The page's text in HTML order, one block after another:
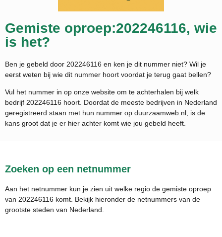
Gemiste oproep:202246116, wie
is het?
Ben je gebeld door 202246116 en ken je dit nummer niet? Wil je
eerst weten bij wie dit nummer hoort voordat je terug gaat bellen?
Vul het nummer in op onze website om te achterhalen bij welk
bedrijf 202246116 hoort. Doordat de meeste bedrijven in Nederland
geregistreerd staan met hun nummer op duurzaamweb.nl, is de
kans groot dat je er hier achter komt wie jou gebeld heeft.
Zoeken op een netnummer
Aan het netnummer kun je zien uit welke regio de gemiste oproep
van 202246116 komt. Bekijk hieronder de netnummers van de
grootste steden van Nederland.